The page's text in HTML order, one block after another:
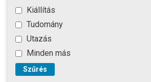
Kiállítás
Tudomány
Utazás
Minden más
Szűrés